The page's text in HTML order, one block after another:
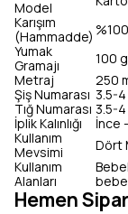
Model
Karışım
(Hammadde)
Yumak
Gramajı
100
Metraj
250
Şiş Numarası 3.5-
Tığ Numarası 3.5-
İplik Kalınlığı
İnce
Kullanım
Mevsimi
Dört
Kullanım
Alanları
Hemen